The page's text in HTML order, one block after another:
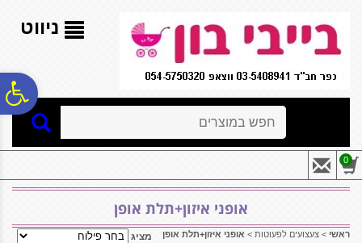
נגישות
אתר
המרכזי
ניווט
0
אופני איזון+תלת אופן
ראשי > צעצועים לפעוטות > אופני איזון+תלת אופן מציג